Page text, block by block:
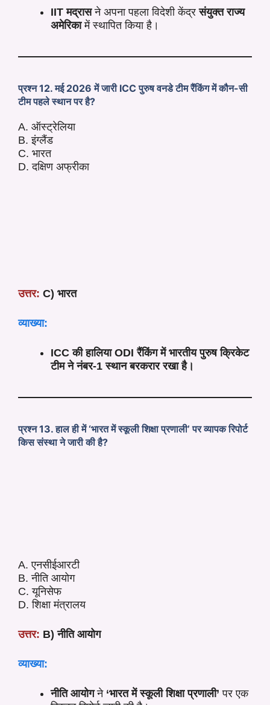
IIT मद्रासने अपना पहला विदेशी केंद्रसंयुक्त राज्य
अमेरिकामें स्थापित किया है।
प्रश्न 12. मई 2026 में जारी ICC पुरुष वनडे टीम रैंकिंग में कौन-सी
टीम पहले स्थान पर है?
A. ऑस्ट्रेलिया
B. इंग्लैंड
C. भारत
D. दक्षिण अफ्रीका
उत्तर: C) भारत
व्याख्या:
ICC की हालिया ODI रैंकिंग में भारतीय पुरुष क्रिकेट
टीम ने नंबर-1 स्थान बरकरार रखा है।
प्रश्न 13. हाल ही में ‘भारत में स्कूली शिक्षा प्रणाली’ पर व्यापक रिपोर्ट
किस संस्था ने जारी की है?
A. एनसीईआरटी
B. नीति आयोग
C. यूनिसेफ
D. शिक्षा मंत्रालय
उत्तर: B) नीति आयोग
व्याख्या:
नीति आयोगने ‘भारत में स्कूली शिक्षा प्रणाली’ पर एक